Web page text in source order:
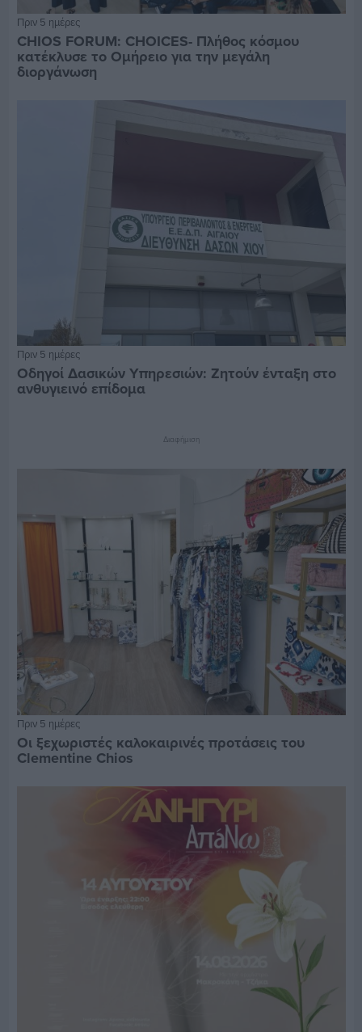
Πριν 5 ημέρες
CHIOS FORUM: CHOICES- Πλήθος κόσμου
κατέκλυσε το Ομήρειο για την μεγάλη
διοργάνωση
Πριν 5 ημέρες
Οδηγοί Δασικών Υπηρεσιών: Ζητούν ένταξη στο
ανθυγιεινό επίδομα
Διαφήμιση
Πριν 5 ημέρες
Οι ξεχωριστές καλοκαιρινές προτάσεις του
Clementine Chios